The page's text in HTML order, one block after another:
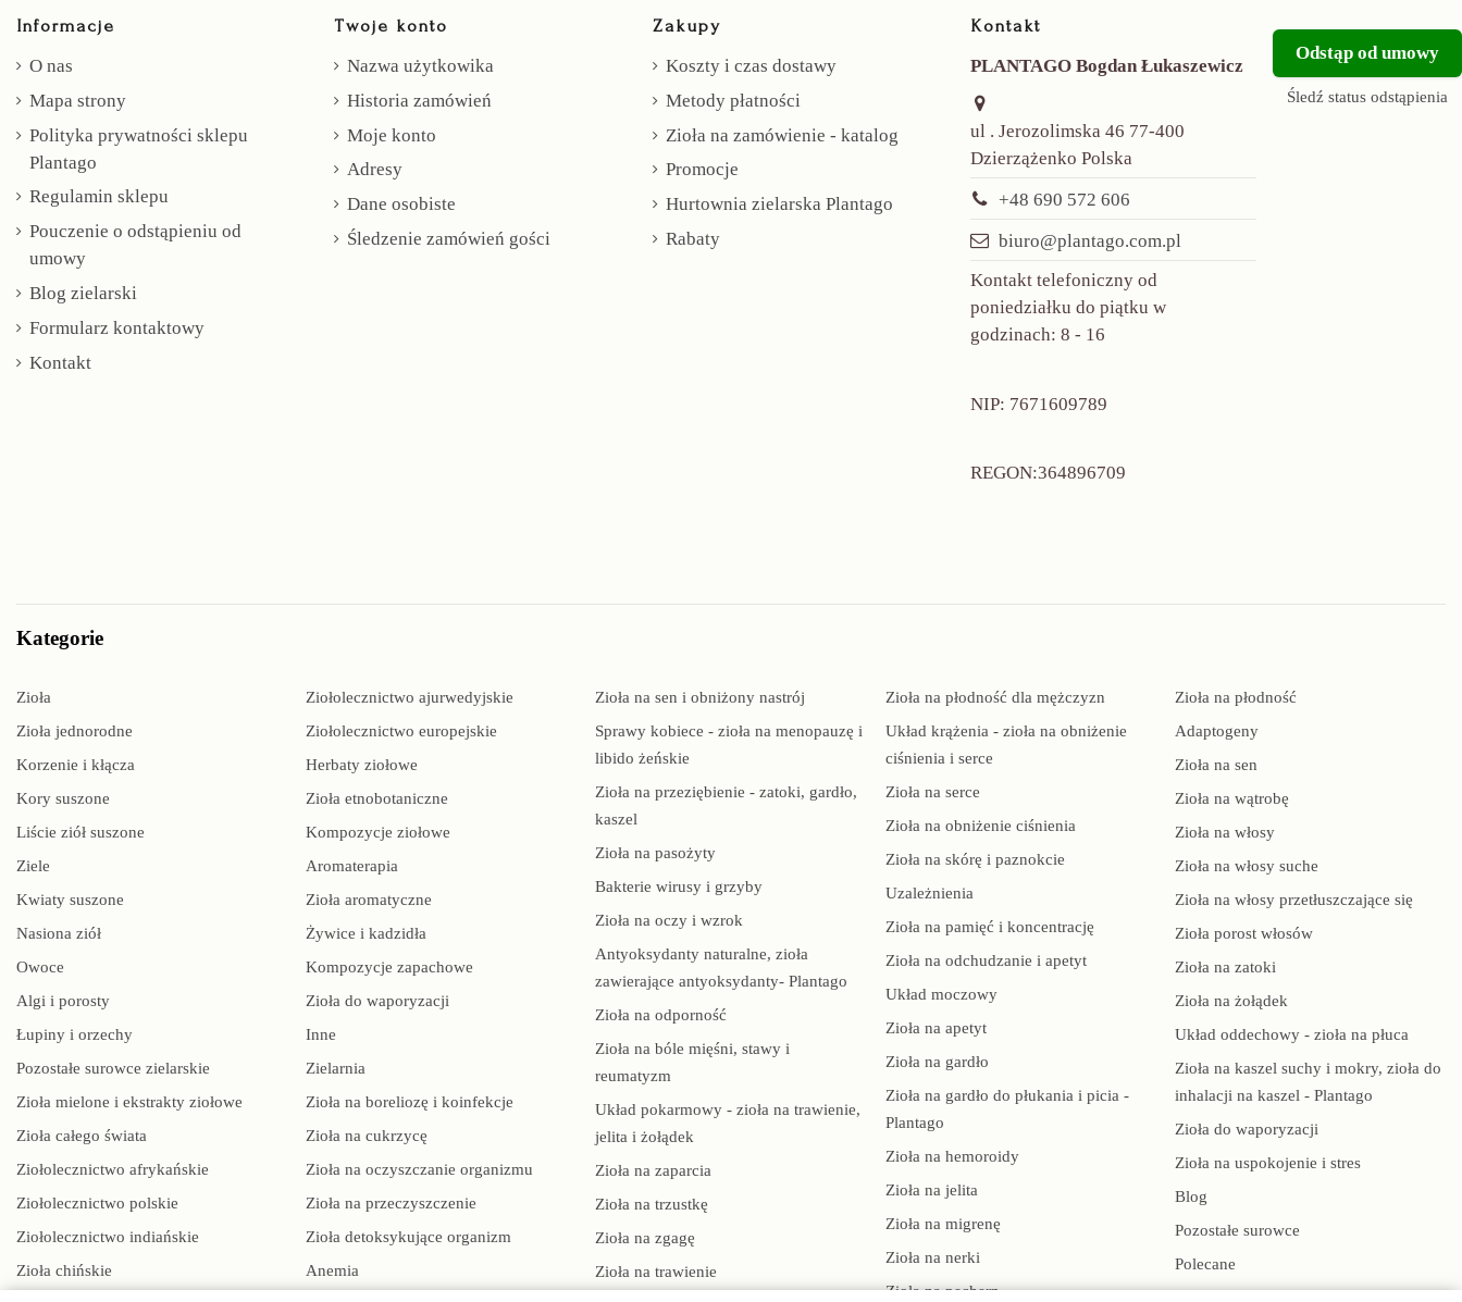
Informacje
O nas
Mapa strony
Polityka prywatności sklepu
Plantago
Regulamin sklepu
Pouczenie o odstąpieniu od
umowy
Blog zielarski
Formularz kontaktowy
Kontakt
Twoje konto
Nazwa użytkowika
Historia zamówień
Moje konto
Adresy
Dane osobiste
Śledzenie zamówień gości
Zakupy
Koszty i czas dostawy
Metody płatności
Zioła na zamówienie - katalog
Promocje
Hurtownia zielarska Plantago
Rabaty
Kontakt
PLANTAGO Bogdan Łukaszewicz
ul . Jerozolimska 46 77-400
Dzierzążenko Polska
+48 690 572 606
biuro@plantago.com.pl
Kontakt telefoniczny od
poniedziałku do piątku w
godzinach: 8 - 16
NIP: 7671609789
REGON:364896709
Odstąp od umowy
Śledź status odstąpienia
Kategorie
Zioła
Zioła jednorodne
Korzenie i kłącza
Kory suszone
Liście ziół suszone
Ziele
Kwiaty suszone
Nasiona ziół
Owoce
Algi i porosty
Łupiny i orzechy
Pozostałe surowce zielarskie
Zioła mielone i ekstrakty ziołowe
Zioła całego świata
Ziołolecznictwo afrykańskie
Ziołolecznictwo polskie
Ziołolecznictwo indiańskie
Zioła chińskie
Ziołolecznictwo ajurwedyjskie
Ziołolecznictwo europejskie
Herbaty ziołowe
Zioła etnobotaniczne
Kompozycje ziołowe
Aromaterapia
Zioła aromatyczne
Żywice i kadzidła
Kompozycje zapachowe
Zioła do waporyzacji
Inne
Zielarnia
Zioła na boreliozę i koinfekcje
Zioła na cukrzycę
Zioła na oczyszczanie organizmu
Zioła na przeczyszczenie
Zioła detoksykujące organizm
Anemia
Zioła na sen i obniżony nastrój
Sprawy kobiece - zioła na menopauzę i
libido żeńskie
Zioła na przeziębienie - zatoki, gardło,
kaszel
Zioła na pasożyty
Bakterie wirusy i grzyby
Zioła na oczy i wzrok
Antyoksydanty naturalne, zioła
zawierające antyoksydanty- Plantago
Zioła na odporność
Zioła na bóle mięśni, stawy i
reumatyzm
Układ pokarmowy - zioła na trawienie,
jelita i żołądek
Zioła na zaparcia
Zioła na trzustkę
Zioła na zgagę
Zioła na trawienie
Zioła na płodność dla mężczyzn
Układ krążenia - zioła na obniżenie
ciśnienia i serce
Zioła na serce
Zioła na obniżenie ciśnienia
Zioła na skórę i paznokcie
Uzależnienia
Zioła na pamięć i koncentrację
Zioła na odchudzanie i apetyt
Układ moczowy
Zioła na apetyt
Zioła na gardło
Zioła na gardło do płukania i picia -
Plantago
Zioła na hemoroidy
Zioła na jelita
Zioła na migrenę
Zioła na nerki
Zioła na pęcherz
Zioła na płodność
Adaptogeny
Zioła na sen
Zioła na wątrobę
Zioła na włosy
Zioła na włosy suche
Zioła na włosy przetłuszczające się
Zioła porost włosów
Zioła na zatoki
Zioła na żołądek
Układ oddechowy - zioła na płuca
Zioła na kaszel suchy i mokry, zioła do
inhalacji na kaszel - Plantago
Zioła do waporyzacji
Zioła na uspokojenie i stres
Blog
Pozostałe surowce
Polecane